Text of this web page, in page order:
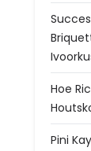
Hoe
Pini